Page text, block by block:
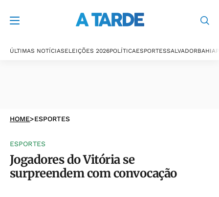
ÚLTIMAS NOTÍCIASELEIÇÕES 2026POLÍTICAESPORTESSALVADORBAHIA
HOME>ESPORTES
ESPORTES
Jogadores do Vitória se
surpreendem com convocação